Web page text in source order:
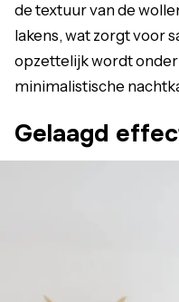
de textuur van de
lakens, wat zorgt voor
opzettelijk wordt
minimalistische
Gelaagd